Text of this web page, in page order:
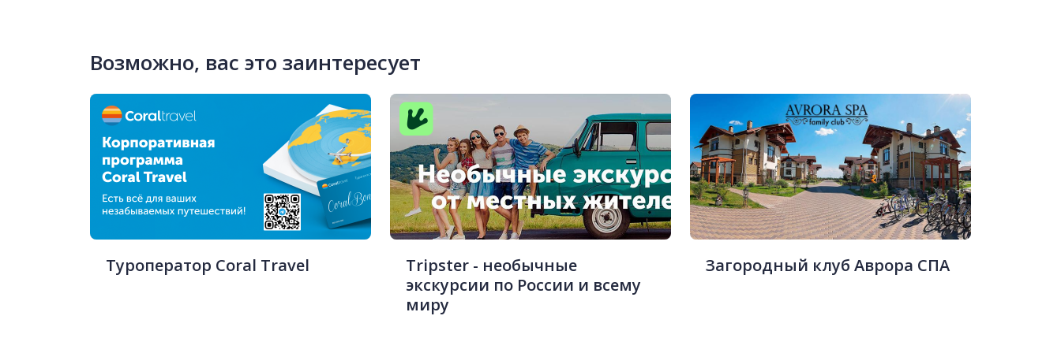
Возможно, вас это заинтересует
Туроператор Coral Travel
Tripster - необычные
экскурсии по России и всему
миру
Загородный клуб Аврора СПА